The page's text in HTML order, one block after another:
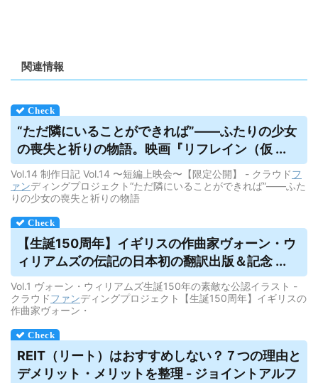
関連情報
“ただ隣にいることができれば”——ふたりの少女
の喪失と祈りの物語。映画『リフレイン（仮 ...
Vol.14 制作日記 Vol.14 〜短編上映会〜【限定公開】 - クラウドフ
ァンディングプロジェクト“ただ隣にいることができれば”——ふた
りの少女の喪失と祈りの物語
【生誕150周年】イギリスの作曲家ヴォーン・ウ
ィリアムズの伝記の日本初の翻訳出版＆記念 ...
Vol.1 ヴォーン・ウィリアムズ生誕150年の素敵な公認イラスト -
クラウドファンディングプロジェクト【生誕150周年】イギリスの
作曲家ヴォーン・
REIT（リート）はおすすめしない？７つの理由と
デメリット ・メリットを整理 - ジョイントアルフ